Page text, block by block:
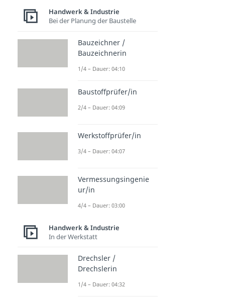
Handwerk & Industrie
Bei der Planung der Baustelle
Bauzeichner /
Bauzeichnerin
1/4 – Dauer: 04:10
Baustoffprüfer/in
2/4 – Dauer: 04:09
Werkstoffprüfer/in
3/4 – Dauer: 04:07
Vermessungsingenie
ur/in
4/4 – Dauer: 03:00
Handwerk & Industrie
In der Werkstatt
Drechsler /
Drechslerin
1/4 – Dauer: 04:32